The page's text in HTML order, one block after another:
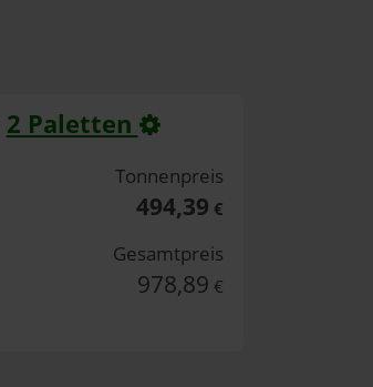
2 Paletten
Tonnenpreis
494,39 €
Gesamtpreis
978,89 €